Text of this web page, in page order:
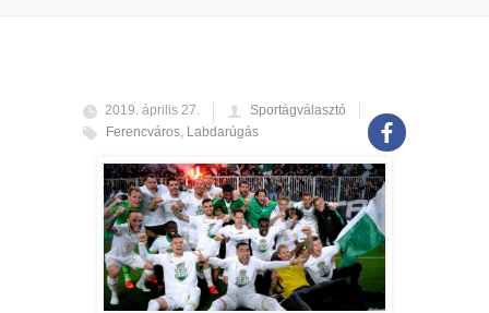
2019. április 27.
Sportágválasztó
Ferencváros, Labdarúgás